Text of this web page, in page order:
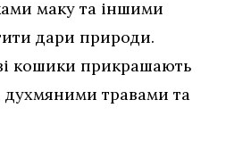
маку та іншими
дари природи.
кошики прикрашають
духмяними травами та